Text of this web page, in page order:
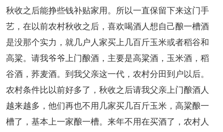
秋收之后能挣些钱补贴家用。所以一直保留下来这门手
艺，在以前农村秋收之后，喜欢喝酒人想自己酿一槽酒
是没那个实力，就几户人家买上几百斤玉米或者稻谷和
高粱。请我爷爷上门酿酒，主要是高粱酒，玉米酒，稻
谷酒，荞麦酒。到我父亲这一代，农村分田到户以后。
农村条件比以前好多了，秋收之后请我父亲上门酿酒人
越来越多，他们再也不用几家买几百斤玉米，高粱酿一
槽了，基本上一家酿一槽。来年不用在买酒了，农村人